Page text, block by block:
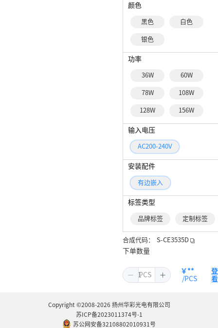
颜色
黑色 白色
银色
功率
36W 60W
78W 108W
128W 156W
输入电压
AC200-240V
安装配件
有边嵌入
标签类型
品牌标签 定制标签
合成代码： S-CE3535D
下单数量
￥**
/PCS
Copyright ©2008-2026 扬州华彩光电有限公司
苏ICP备2023011374号-1
苏公网安备32108802010931号